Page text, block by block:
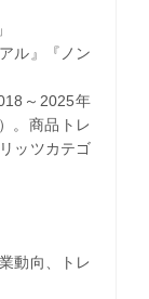
ル』『ノン
～2025年
。商品トレ
ッツカテゴ
動向、トレ